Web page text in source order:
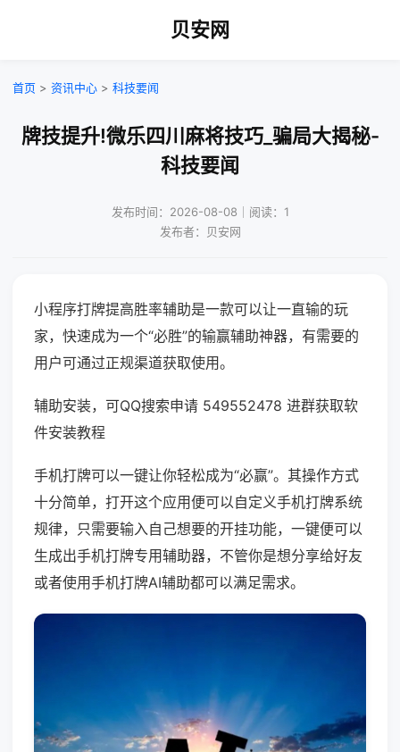
贝安网
首页 > 资讯中心 > 科技要闻
牌技提升!微乐四川麻将技巧_骗局大揭秘-
科技要闻
发布时间：2026-08-08｜阅读：1
发布者：贝安网
小程序打牌提高胜率辅助是一款可以让一直输的玩
家，快速成为一个“必胜”的输赢辅助神器，有需要的
用户可通过正规渠道获取使用。
辅助安装，可QQ搜索申请 549552478 进群获取软
件安装教程
手机打牌可以一键让你轻松成为“必赢”。其操作方式
十分简单，打开这个应用便可以自定义手机打牌系统
规律，只需要输入自己想要的开挂功能，一键便可以
生成出手机打牌专用辅助器，不管你是想分享给好友
或者使用手机打牌AI辅助都可以满足需求。